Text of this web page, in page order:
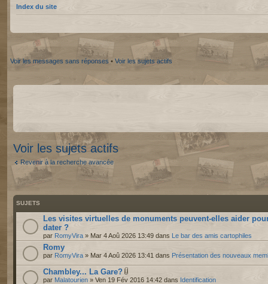
Index du site
Voir les messages sans réponses • Voir les sujets actifs
Voir les sujets actifs
Revenir à la recherche avancée
SUJETS
Les visites virtuelles de monuments peuvent-elles aider
dater ?
par RomyVira » Mar 4 Aoû 2026 13:49 dans Le bar des amis cartophiles
Romy
par RomyVira » Mar 4 Aoû 2026 13:41 dans Présentation des nouveaux
Chambley... La Gare?
par Malatourien » Ven 19 Fév 2016 14:42 dans Identification